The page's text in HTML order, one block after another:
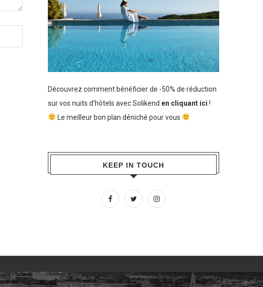
Découvrez comment bénéficier de -50% de réduction
sur vos nuits d’hôtels avec Solikend en cliquant ici !
Le meilleur bon plan déniché pour vous
KEEP IN TOUCH